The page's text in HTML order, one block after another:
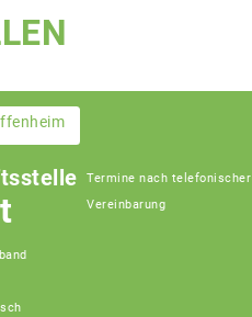
Termine nach telefonischer
Vereinbarung